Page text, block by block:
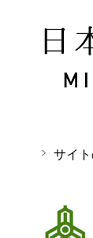
日本の
サイ
宮崎県